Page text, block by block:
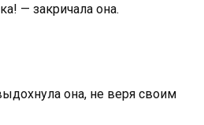
— закричала она.
она, не веря своим